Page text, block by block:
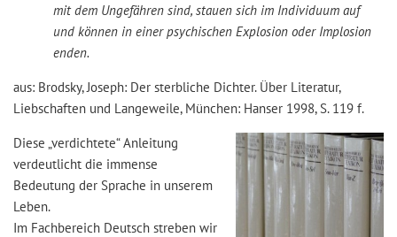
mit dem Ungefähren sind, stauen sich im Individuum auf
und können in einer psychischen Explosion oder Implosion
enden.
aus: Brodsky, Joseph: Der sterbliche Dichter. Über Literatur,
Liebschaften und Langeweile, München: Hanser 1998, S. 119 f.
Diese „verdichtete“ Anleitung
verdeutlicht die immense
Bedeutung der Sprache in unserem
Leben.
Im Fachbereich Deutsch streben wir